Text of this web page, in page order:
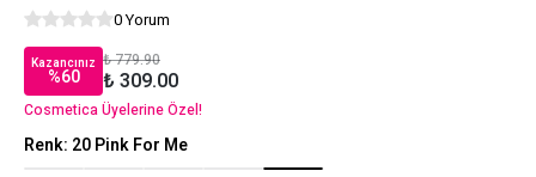
0 Yorum
Kazancınız
%60
₺ 779.90
₺ 309.00
Cosmetica Üyelerine Özel!
Renk: 20 Pink For Me